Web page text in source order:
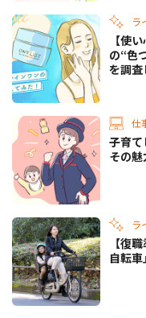
ラ
【使
の“色
を調査
仕
子育て
その
ラ
【復
自転